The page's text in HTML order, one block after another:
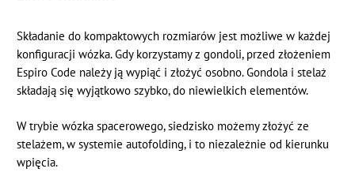
Składanie do kompaktowych rozmiarów jest możliwe w każdej
konfiguracji wózka. Gdy korzystamy z gondoli, przed złożeniem
Espiro Code należy ją wypiąć i złożyć osobno. Gondola i stelaż
składają się wyjątkowo szybko, do niewielkich elementów.
W trybie wózka spacerowego, siedzisko możemy złożyć ze
stelażem, w systemie autofolding, i to niezależnie od kierunku
wpięcia.